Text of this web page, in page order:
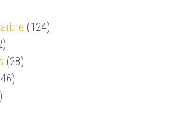
(124)
(28)